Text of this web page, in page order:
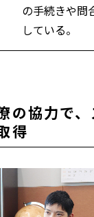
の手続きや問
している。
の協力で
得